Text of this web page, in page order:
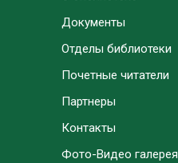
Документы
Отделы библиотеки
Почетные читатели
Партнеры
Контакты
Фото-Видео галерея